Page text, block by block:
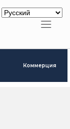
Коммерция